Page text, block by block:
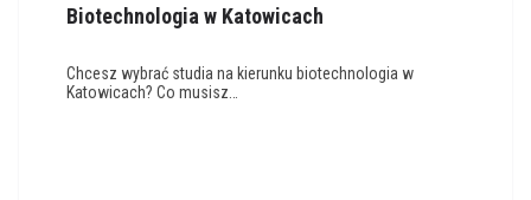
Biotechnologia w Katowicach
Chcesz wybrać studia na kierunku biotechnologia w
Katowicach? Co musisz…